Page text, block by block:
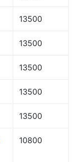
13500
13500
13500
13500
13500
10800